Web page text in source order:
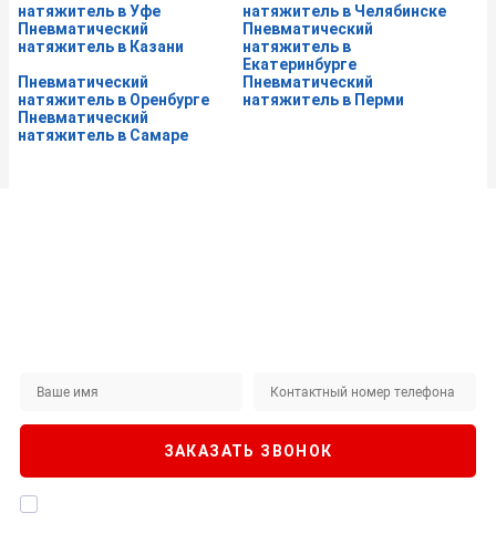
натяжитель в Уфе
натяжитель в Челябинске
Пневматический
натяжитель в Казани
Пневматический
натяжитель в
Екатеринбурге
Пневматический
натяжитель в Оренбурге
Пневматический
натяжитель в Перми
Пневматический
натяжитель в Самаре
ЗАКАЗАТЬ ЗВОНОК